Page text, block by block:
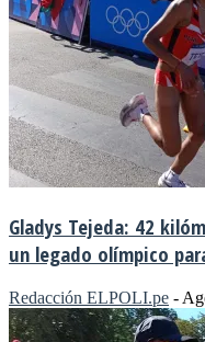
Gladys Tejeda: 42
un legado olímpico
Redacción ELPOLI.pe -